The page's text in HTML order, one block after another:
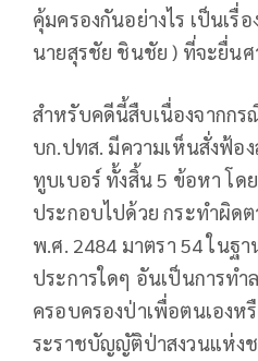
คุ้มครองกันอย่างไร เป็นเรื่
นายสุรชัย ชินชัย ) ที่จะยื่น
สำหรับคดีนี้สืบเนื่องจากก
บก.ปทส. มีความเห็นสั่งฟ้อ
ทูบเบอร์ ทั้งสิ้น 5 ข้อหา โด
ประกอบไปด้วย กระทำผิด
พ.ศ. 2484 มาตรา 54 ในฐ
ประการใดๆ อันเป็นการทำ
ครอบครองป่าเพื่อตนเอง
ระราชบัญญัติป่าสงวนแห่ง